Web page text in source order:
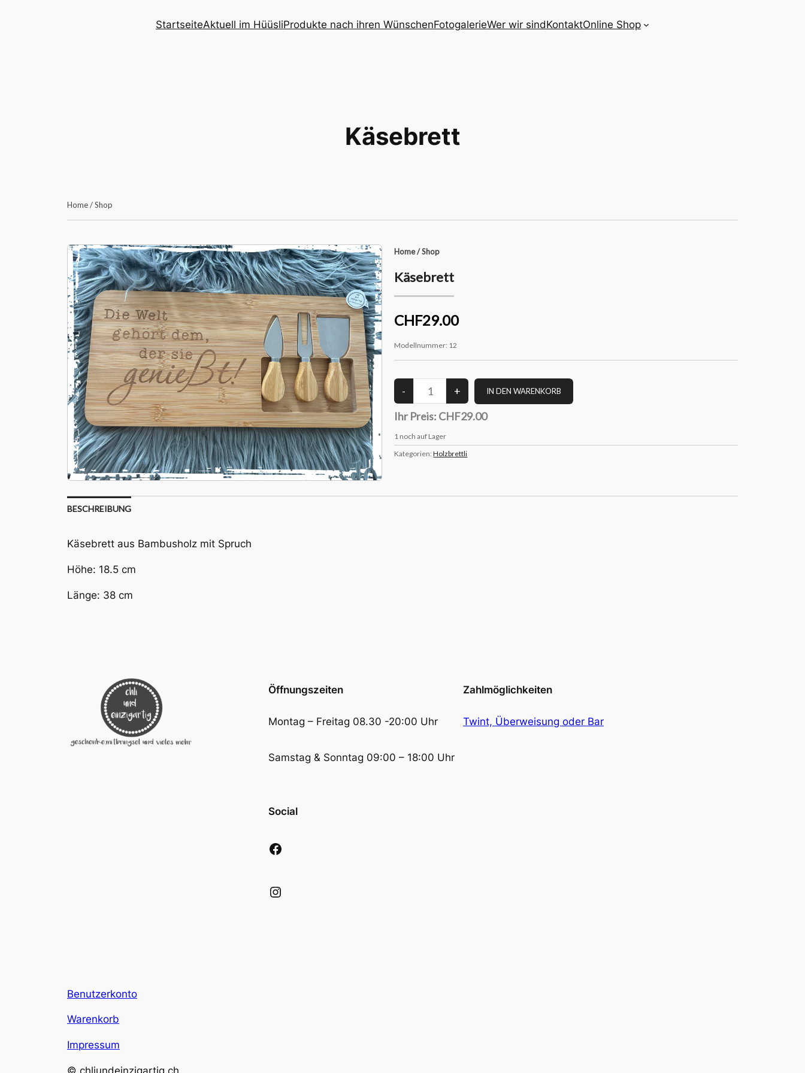
StartseiteAktuell im HüüsliProdukte nach ihren WünschenFotogalerieWer wir sindKontaktOnline Shop
Käsebrett
Home/Shop
Home/Shop
Käsebrett
CHF29.00
Modellnummer: 12
Ihr Preis: CHF29.00
1 noch auf Lager
Kategorien:Holzbrettli
BESCHREIBUNG
Käsebrett aus Bambusholz mit Spruch
Höhe: 18.5 cm
Länge: 38 cm
Öffnungszeiten
Montag – Freitag 08.30 -20:00 Uhr
Samstag & Sonntag 09:00 – 18:00 Uhr
Zahlmöglichkeiten
Twint, Überweisung oder Bar
Social
Facebook
Instagram
Benutzerkonto
Warenkorb
Impressum